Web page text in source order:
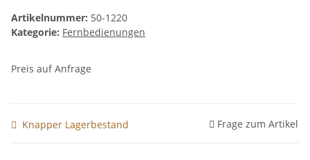
Artikelnummer: 50-1220
Kategorie: Fernbedienungen
Preis auf Anfrage
Knapper Lagerbestand Frage zum Artikel